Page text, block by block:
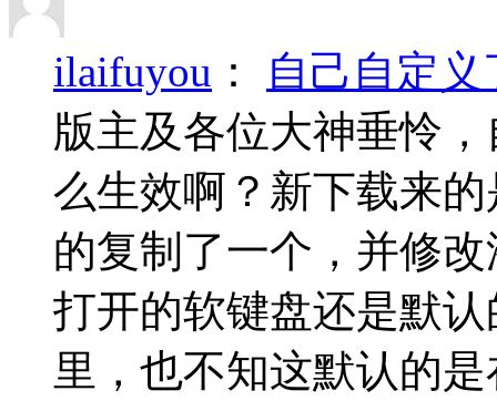
ilaifuyou ：
自己自定
版主及各位大神垂怜
么生效啊？新下载来
的复制了一个，并修
打开的软键盘还是默
里，也不知这默认的